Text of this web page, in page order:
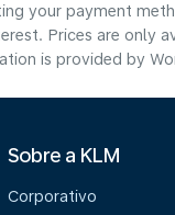
your payment
Prices are only
is provided by
Sobre a KLM
Corporativo